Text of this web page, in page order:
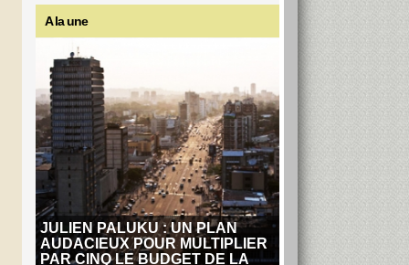
A la une
JULIEN PALUKU : UN PLAN
AUDACIEUX POUR MULTIPLIER
PAR CINQ LE BUDGET DE LA